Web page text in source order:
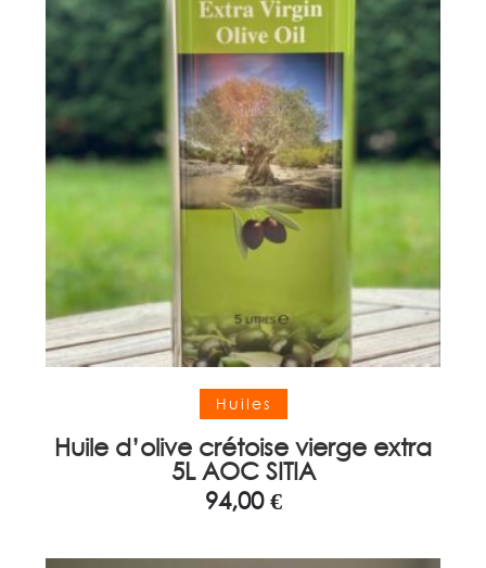
Ajouter au panier
Huiles
Huile d’olive crétoise vierge extra
5L AOC SITIA
94,00€